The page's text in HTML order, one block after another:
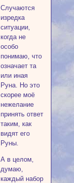
Случаются
изредка
ситуации,
когда не
особо
понимаю, что
означает та
или иная
Руна. Но это
скорее моё
нежелание
принять ответ
таким, как
видят его
Руны.
А в целом,
думаю,
каждый набор